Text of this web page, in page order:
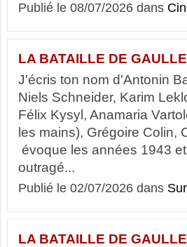
Publié le 08/07/2026 dans
LA BATAILLE DE
J'écris ton nom d'Antonin
Niels Schneider, Karim
Félix Kysyl, Anamaria
les mains), Grégoire Colin,
évoque les années 1943
outragé...
Publié le 02/07/2026 dans
LA BATAILLE DE